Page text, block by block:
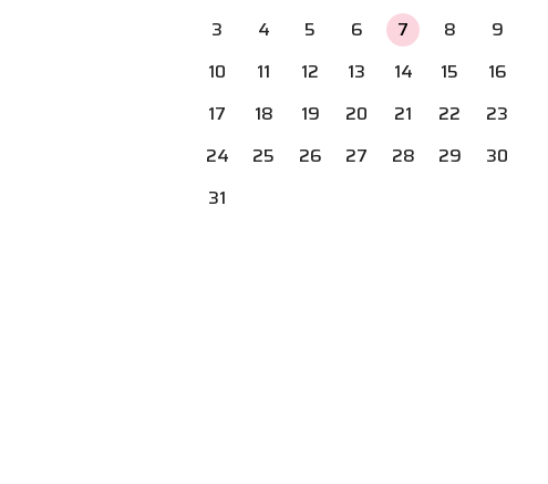
3
4 5 6 7 8
9
10
11 12 13 14 15
16
17
18 19 20 21 22
23
24
25 26 27 28 29
30
31